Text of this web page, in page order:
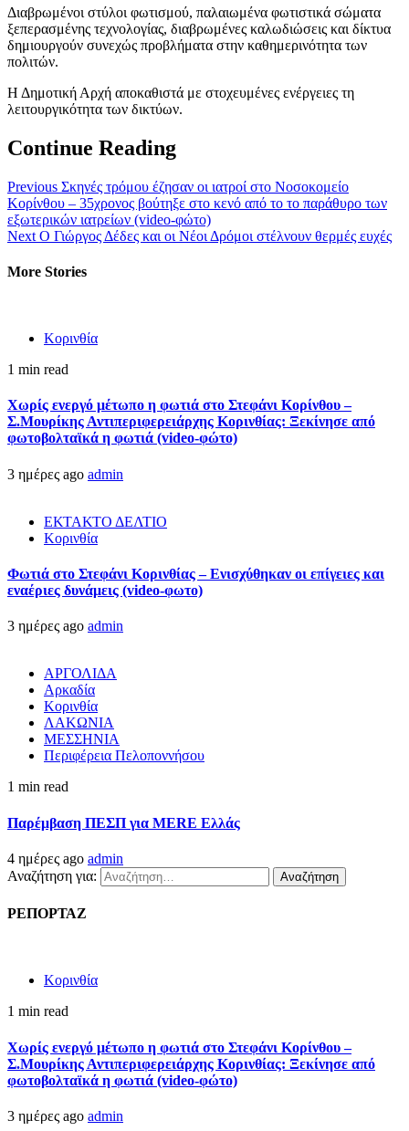
Διαβρωμένοι στύλοι φωτισμού, παλαιωμένα φωτιστικά σώματα
ξεπερασμένης τεχνολογίας, διαβρωμένες καλωδιώσεις και δίκτυα
δημιουργούν συνεχώς προβλήματα στην καθημερινότητα των
πολιτών.
Η Δημοτική Αρχή αποκαθιστά με στοχευμένες ενέργειες τη
λειτουργικότητα των δικτύων.
Continue Reading
Previous Σκηνές τρόμου έζησαν οι ιατροί στο Νοσοκομείο
Κορίνθου – 35χρονος βούτηξε στο κενό από το το παράθυρο των
εξωτερικών ιατρείων (video-φώτο)
Next Ο Γιώργος Δέδες και οι Νέοι Δρόμοι στέλνουν θερμές ευχές
More Stories
Κορινθία
1 min read
Χωρίς ενεργό μέτωπο η φωτιά στο Στεφάνι Κορίνθου –
Σ.Μουρίκης Αντιπεριφερειάρχης Κορινθίας: Ξεκίνησε από
φωτοβολταϊκά η φωτιά (video-φώτο)
3 ημέρες ago admin
ΕΚΤΑΚΤΟ ΔΕΛΤΙΟ
Κορινθία
Φωτιά στο Στεφάνι Κορινθίας – Ενισχύθηκαν οι επίγειες και
εναέριες δυνάμεις (video-φωτο)
3 ημέρες ago admin
ΑΡΓΟΛΙΔΑ
Αρκαδία
Κορινθία
ΛΑΚΩΝΙΑ
ΜΕΣΣΗΝΙΑ
Περιφέρεια Πελοποννήσου
1 min read
Παρέμβαση ΠΕΣΠ για MERE Ελλάς
4 ημέρες ago admin
Αναζήτηση για:
ΡΕΠΟΡΤΑΖ
Κορινθία
1 min read
Χωρίς ενεργό μέτωπο η φωτιά στο Στεφάνι Κορίνθου –
Σ.Μουρίκης Αντιπεριφερειάρχης Κορινθίας: Ξεκίνησε από
φωτοβολταϊκά η φωτιά (video-φώτο)
3 ημέρες ago admin